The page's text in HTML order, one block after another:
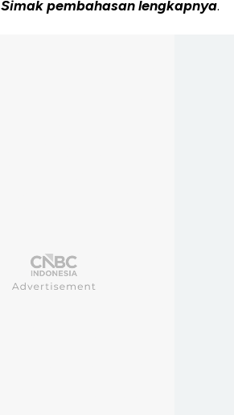
Simak pembahasan lengkapnya.